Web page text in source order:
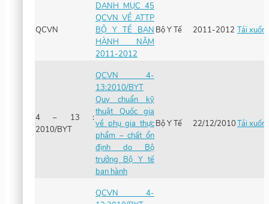
QCVN
DANH MỤC 45
QCVN VỀ ATTP
BỘ Y TẾ BAN
HÀNH NĂM
2011-2012
Bộ Y Tế 2011-2012 Tải
4 – 13 :
2010/BYT
QCVN 4-
13:2010/BYT
Quy chuẩn kỹ
thuật Quốc gia
về phụ gia thực
phẩm – chất ổn
định do Bộ
trưởng Bộ Y tế
ban hành
Bộ Y Tế 22/12/2010Tải
QCVN 4-